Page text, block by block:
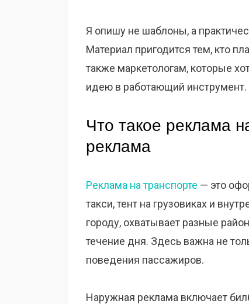
Я опишу не шаблоны, а
Материал пригодится тем, кто
также маркетологам, которые
идею в работающий инструмент.
Что такое реклама
реклама
Реклама на транспорте — это
такси, тент на грузовиках и
городу, охватывает разные
течение дня. Здесь важна не
поведения пассажиров.
Наружная реклама включает